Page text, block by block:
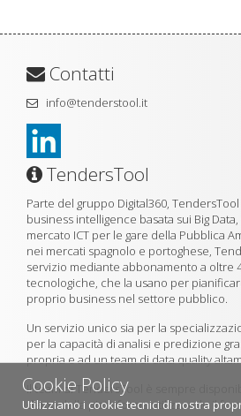
Cookie Policy
Utilizziamo i cookie tecnici di nostra
Contatti
info@tenderstool.it
TendersTool
Parte del gruppo Digital360,
business intelligence basata sui Big
mercato ICT per le gare della Pubblica
nei mercati spagnolo e portoghese,
servizio mediante abbonamento a oltre
tecnologiche, che la usano per
proprio business nel settore pubblico.
Un servizio unico sia per la
per la capacità di analisi e predizione
propria e ad un team di data quality
Il team di TendersTool è sempre
demo della piattaforma utilizzando il